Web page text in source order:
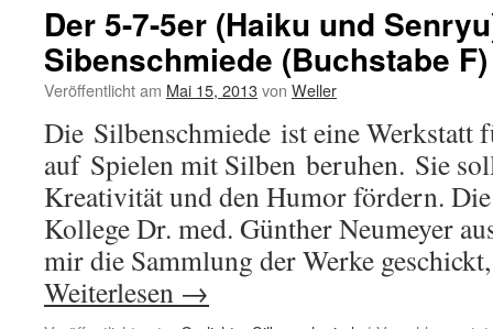
Der 5-7-5er (Haiku und
Sibenschmiede (Buchstabe F)
Veröffentlicht am Mai 15, 2013von Weller
Die Silbenschmiede ist eine Werkstatt
auf Spielen mit Silben beruhen. Sie
Kreativität und den Humor fördern.
Kollege Dr. med. Günther Neumeyer
mir die Sammlung der Werke
Weiterlesen →